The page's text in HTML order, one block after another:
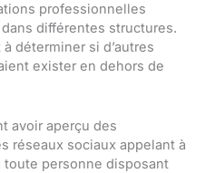
professionnelles
différentes structures.
déterminer si d’autres
exister en dehors de
avoir aperçu des
réseaux sociaux appelant à
toute personne disposant